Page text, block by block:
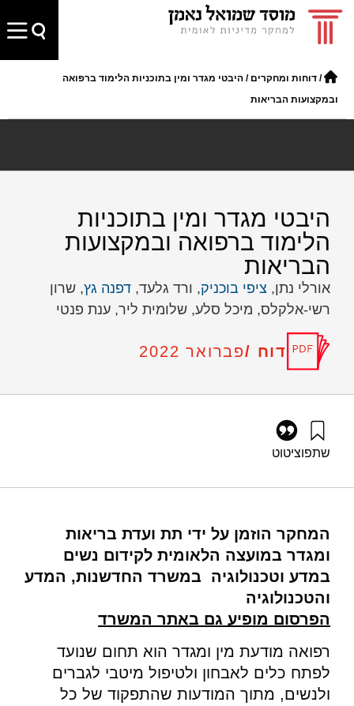
/ דוחות ומחקרים / היבטי מגדר ומין בתוכניות הלימוד ברפואה
ובמקצועות הבריאות
היבטי מגדר ומין בתוכניות
הלימוד ברפואה ובמקצועות
הבריאות
אורלי נתן, ציפי בוכניק, ורד גלעד, דפנה גץ, שרון
רשי-אלקלס, מיכל סלע, שלומית ליר, ענת פנטי
דוח /פברואר 2022
שתפוציטוט
in-medical-professions-curricula
המחקר הוזמן על ידי תת ועדת בריאות
ומגדר במועצה הלאומית לקידום נשים
במדע וטכנולוגיה במשרד החדשנות, המדע
והטכנולוגיה
הפרסום מופיע גם באתר המשרד
רפואה מודעת מין ומגדר הוא תחום שנועד
לפתח כלים לאבחון ולטיפול מיטבי לגברים
ולנשים, מתוך המודעות שהתפקוד של כל